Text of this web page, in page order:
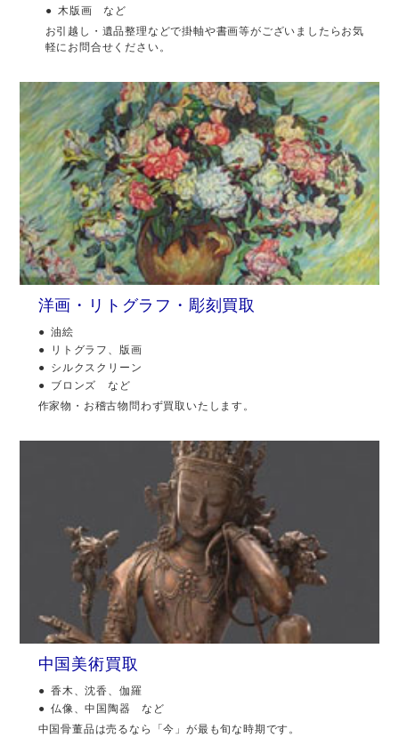
木版画 など
お引越し・遺品整理などで掛軸や書画等がございましたらお気
軽にお問合せください。
洋画・リトグラフ・彫刻買取
油絵
リトグラフ、版画
シルクスクリーン
ブロンズ など
作家物・お稽古物問わず買取いたします。
中国美術買取
香木、沈香、伽羅
仏像、中国陶器 など
中国骨董品は売るなら「今」が最も旬な時期です。